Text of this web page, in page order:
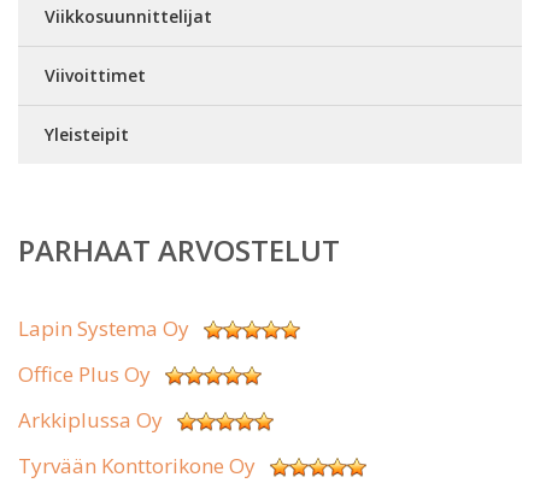
Viikkosuunnittelijat
Viivoittimet
Yleisteipit
PARHAAT ARVOSTELUT
Lapin Systema Oy
Office Plus Oy
Arkkiplussa Oy
Tyrvään Konttorikone Oy